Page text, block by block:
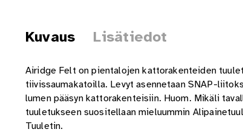
Kuvaus Lisätiedot
Airidge Felt on pientalojen kattorakenteiden
tiivissaumakatoilla. Levyt asennetaan SNAP-
lumen pääsyn kattorakenteisiin. Huom. Mikäli
tuuletukseen suositellaan mieluummin
Tuuletin.